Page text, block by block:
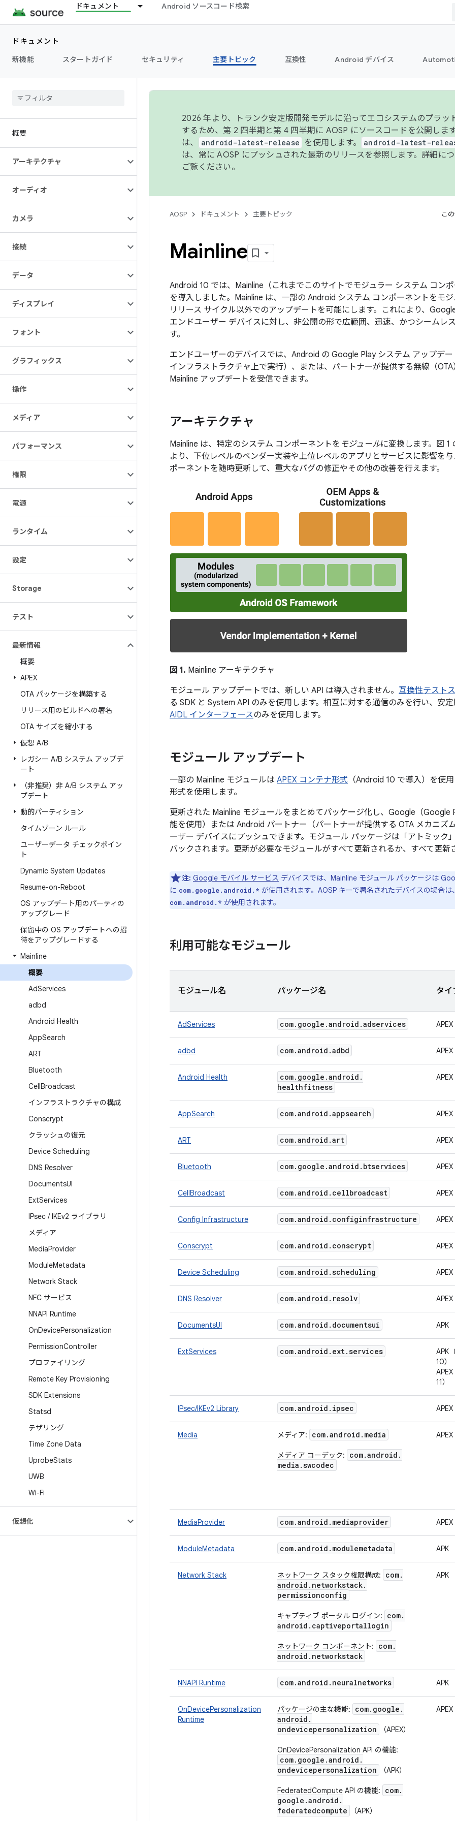
ドキュメント Android ソースコード検索
ドキュメント
新機能
スタートガイド セキュリティ 主要トピック 互換性 Android デバイス
概要
アーキテクチャ
オーディオ
カメラ
接続
データ
ディスプレイ
フォント
グラフィックス
操作
メディア
パフォーマンス
権限
電源
ランタイム
設定
Storage
テスト
最新情報
概要
APEX
OTA パッケージを構築する
リリース用のビルドへの署名
OTA サイズを縮小する
仮想 A/B
レガシー A/B システム アップデ
ート
（非推奨）非 A/B システム アッ
プデート
動的パーティション
タイムゾーン ルール
ユーザーデータ チェックポイン
ト
Dynamic System Updates
Resume-on-Reboot
OS アップデート用のパーティの
アップグレード
保留中の OS アップデートへの招
待をアップグレードする
Mainline
概要
AdServices
adbd
Android Health
AppSearch
ART
Bluetooth
CellBroadcast
インフラストラクチャの構成
Conscrypt
クラッシュの復元
Device Scheduling
DNS Resolver
DocumentsUI
ExtServices
IPsec /IKEv2 ライブラリ
メディア
MediaProvider
ModuleMetadata
Network Stack
NFC サービス
NNAPI Runtime
OnDevicePersonalization
PermissionController
プロファイリング
Remote Key Provisioning
SDK Extensions
Statsd
テザリング
Time Zone Data
UprobeStats
UWB
Wi-Fi
仮想化
2026 年より、トランク安定版開発モデルに沿ってエコシステムのプラッ
するため、第 2 四半期と第 4 四半期に AOSP にソースコードを公開しま
は、
android-latest-release を使用します。 android-latest-
は、常に AOSP にプッシュされた最新のリリースを参照します。詳細につ
ご覧ください。
AOSP ドキュメント 主要トピック こ
Mainline
Android 10 では、Mainline（これまでこのサイトでモジュラー システム コン
を導入しました。Mainline は、一部の Android システム コンポーネントをモ
リリース サイクル以外でのアップデートを可能にします。これにより、
エンドユーザー デバイスに対し、非公開の形で広範囲、迅速、かつシームレ
す。
エンドユーザーのデバイスでは、Android の Google Play システム アップデ
インフラストラクチャ上で実行）、または、パートナーが提供する無線（OTA
Mainline アップデートを受信できます。
アーキテクチャ
Mainline は、特定のシステム コンポーネントを モジュールに変換します。図 1
より、下位レベルのベンダー実装や上位レベルのアプリとサービスに影響を
ポーネントを随時更新して、重大なバグの修正やその他の改善を行えます。
図 1. Mainline アーキテクチャ
モジュール アップデートでは、新しい API は導入されません。 互換性テスト
る SDK と System API のみを使用します。相互に対する通信のみを行い、安
AIDL インターフェースのみを使用します。
モジュール アップデート
一部の Mainline モジュールは APEX コンテナ形式 （Android 10 で導入）を使
形式を使用します。
更新された Mainline モジュールをまとめてパッケージ化し、Google（Google
能を使用）または Android パートナー（パートナーが提供する OTA メカニズ
ーザー デバイスにプッシュできます。モジュール パッケージは「アトミック
バックされます。更新が必要なモジュールがすべて更新されるか、すべて更新
注: Google モバイル サービス デバイスでは、Mainline モジュール パッケージは
に com.google.android.* が使用されます。AOSP キーで署名されたデバイスの場合
com.android.* が使用されます。
利用可能なモジュール
モジュール名 パッケージ名 タイ
AdServices com. google .android .adservices APEX
adbd com.android .adbd APEX
Android Health com. google .android .
healthfitness
APEX
AppSearch com.android .appsearch APEX
ART com.android .art APEX
Bluetooth com. google .android . btservices APEX
CellBroadcast com.android . cellbroadcast APEX
Config Infrastructure com.android . configinfrastructure APEX
Conscrypt com.android . conscrypt APEX
Device Scheduling com.android .scheduling APEX
DNS Resolver com.android . resolv APEX
DocumentsUI com.android . documentsui APK
ExtServices com.android . ext.services
APK
10）
11）
IPsec/IKEv2 Library com.android . ipsec APEX
Media メディア: com.android . media
メディア コーデック: com.android .
media .swcodec
APEX
MediaProvider com.android . mediaprovider APEX
ModuleMetadata com.android . modulemetadata APK
Network Stack ネットワーク スタック権限構成: com.
android . networkstack.
permissionconfig
キャプティブ ポータル ログイン: com.
android . captiveportallogin
ネットワーク コンポーネント: com.
android . networkstack
APK
NNAPI Runtime com.android . neuralnetworks APK
OnDevicePersonalization
Runtime
パッケージの主な機能: com. google .
android .
ondevicepersonalization
（APEX）
OnDevicePersonalization API の機能:
com. google .android .
ondevicepersonalization
（APK）
FederatedCompute API の機能: com.
google .android .
federatedcompute
（APK）